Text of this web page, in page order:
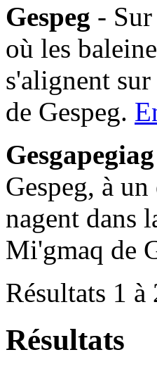
Gespeg -
où les
s'alignent
de Gespeg.
Gesgapegiag
Gespeg, à
nagent dans
Mi'gmaq de
Résultats 1
Résultats